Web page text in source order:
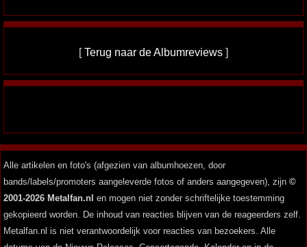
[Terug naar de Albumreviews ]
Alle artikelen en foto's (afgezien van albumhoezen, door
bands/labels/promoters aangeleverde fotos of anders aangegeven), zijn ©
2001-2026 Metalfan.nl en mogen niet zonder schriftelijke toestemming
gekopieerd worden. De inhoud van reacties blijven van de reageerders zelf.
Metalfan.nl is niet verantwoordelijk voor reacties van bezoekers. Alle